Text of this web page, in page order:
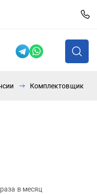
Комплектовщик
в месяц